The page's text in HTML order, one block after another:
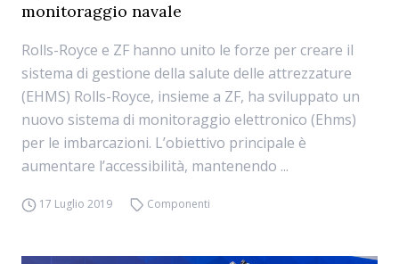
monitoraggio navale
Rolls-Royce e ZF hanno unito le forze per creare il
sistema di gestione della salute delle attrezzature
(EHMS) Rolls-Royce, insieme a ZF, ha sviluppato un
nuovo sistema di monitoraggio elettronico (Ehms)
per le imbarcazioni. L’obiettivo principale è
aumentare l’accessibilità, mantenendo ...
17 Luglio 2019 Componenti